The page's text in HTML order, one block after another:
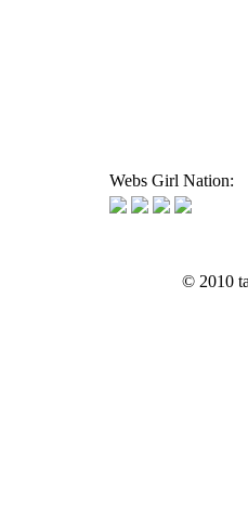
Webs Girl Nation:
© 2010